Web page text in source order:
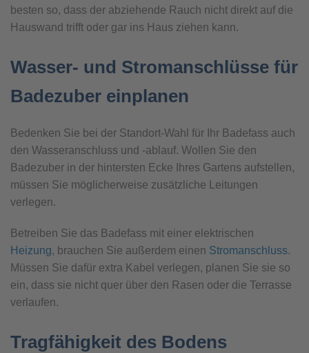
besten so, dass der abziehende Rauch nicht direkt auf die
Hauswand trifft oder gar ins Haus ziehen kann.
Wasser- und Stromanschlüsse für
Badezuber einplanen
Bedenken Sie bei der Standort-Wahl für Ihr Badefass auch
den Wasseranschluss und -ablauf. Wollen Sie den
Badezuber in der hintersten Ecke Ihres Gartens aufstellen,
müssen Sie möglicherweise zusätzliche Leitungen
verlegen.
Betreiben Sie das Badefass mit einer elektrischen
Heizung, brauchen Sie außerdem einen Stromanschluss.
Müssen Sie dafür extra Kabel verlegen, planen Sie sie so
ein, dass sie nicht quer über den Rasen oder die Terrasse
verlaufen.
Tragfähigkeit des Bodens